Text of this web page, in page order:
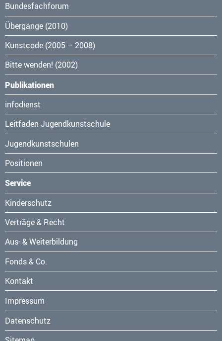
Bundesfachforum
Übergänge (2010)
Kunstcode (2005 – 2008)
Bitte wenden! (2002)
Publikationen
Navigation
überspringen
infodienst
Leitfaden Jugendkunstschule
Jugendkunstschulen
Positionen
Service
Navigation
überspringen
Kinderschutz
Verträge & Recht
Aus- & Weiterbildung
Fonds & Co.
Kontakt
Navigation
überspringen
Impressum
Datenschutz